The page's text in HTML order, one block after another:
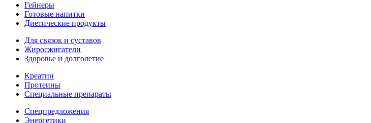
Гейнеры
Готовые напитки
Диетические продукты
Для связок и суставов
Жиросжигатели
Здоровье и долголетие
Креатин
Протеины
Специальные препараты
Спецпредложения
Энергетики